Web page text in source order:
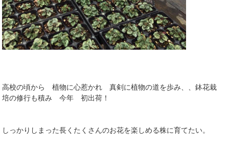
高校の頃から 植物に心惹かれ 真剣に植物の道を歩み、、鉢花栽
培の修行も積み 今年 初出荷！
しっかりしまった長くたくさんのお花を楽しめる株に育てたい。